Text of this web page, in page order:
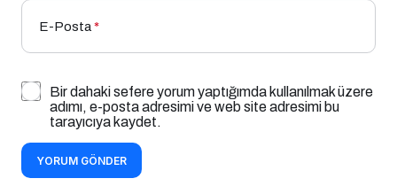
E-Posta*
Bir dahaki sefere yorum yaptığımda kullanılmak üzere
adımı, e-posta adresimi ve web site adresimi bu
tarayıcıya kaydet.
YORUM GÖNDER